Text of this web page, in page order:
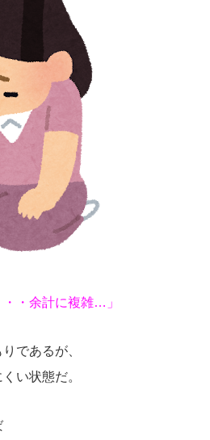
・余計に複雑…」
であるが、
い状態だ。